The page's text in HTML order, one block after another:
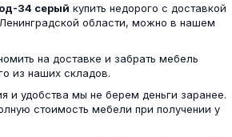
диван Петербург 31
16 900 ₽
прихожая Ямайка крафт/белый
34 серый купить недорого с доставкой
области, можно в нашем
на доставке и забрать мебель
из наших складов.
и удобства мы не берем деньги заранее.
стоимость мебели при получении у